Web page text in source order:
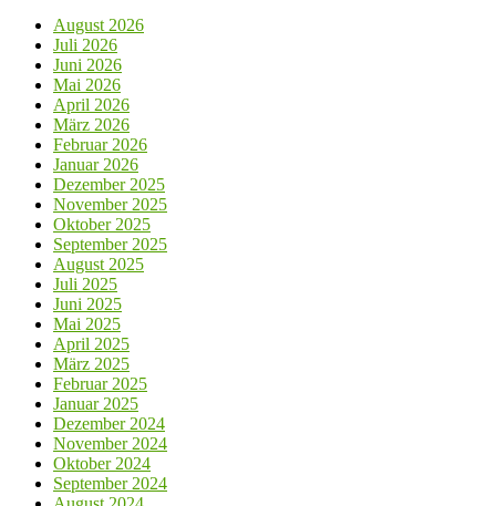
August 2026
Juli 2026
Juni 2026
Mai 2026
April 2026
März 2026
Februar 2026
Januar 2026
Dezember 2025
November 2025
Oktober 2025
September 2025
August 2025
Juli 2025
Juni 2025
Mai 2025
April 2025
März 2025
Februar 2025
Januar 2025
Dezember 2024
November 2024
Oktober 2024
September 2024